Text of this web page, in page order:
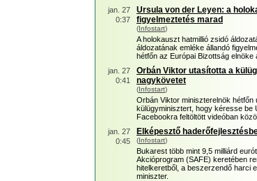
jan. 27
0:37
Ursula von der Leyen: a
figyelmeztetés marad
(Infostart)
A holokauszt hatmillió zsidó
áldozatának emléke állandó
hétfőn az Európai Bizottság elnöke
jan. 27
0:41
Orbán Viktor utasította a
nagykövetet
(Infostart)
Orbán Viktor miniszterelnök
külügyminisztert, hogy kéresse be
Facebookra feltöltött videóban
jan. 27
0:45
Elképesztő
(Infostart)
Bukarest több mint 9,5 milliárd
Akcióprogram (SAFE) keretében
hitelkeretből, a beszerzendő harci
miniszter.